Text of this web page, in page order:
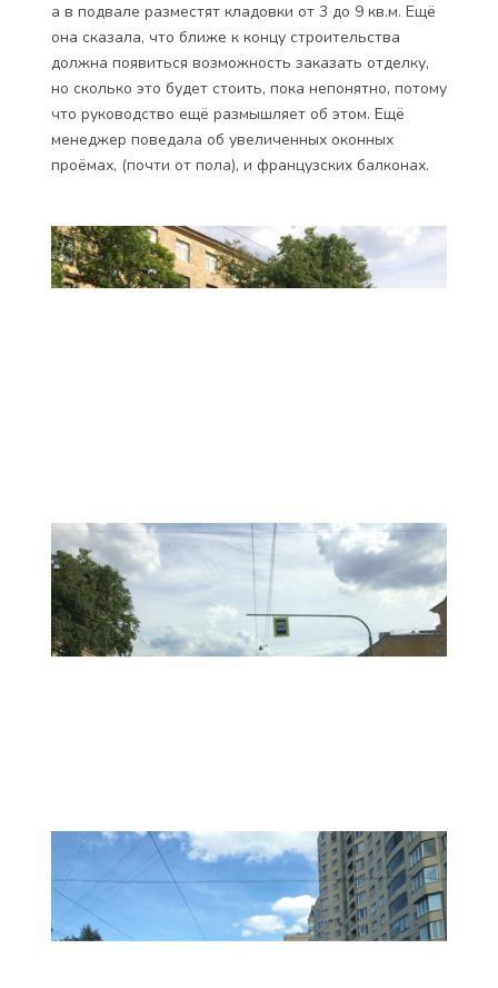
а в подвале разместят кладовки от 3 до 9 кв.м. Ещё
она сказала, что ближе к концу строительства
должна появиться возможность заказать отделку,
но сколько это будет стоить, пока непонятно, потому
что руководство ещё размышляет об этом. Ещё
менеджер поведала об увеличенных оконных
проёмах, (почти от пола), и французских балконах.